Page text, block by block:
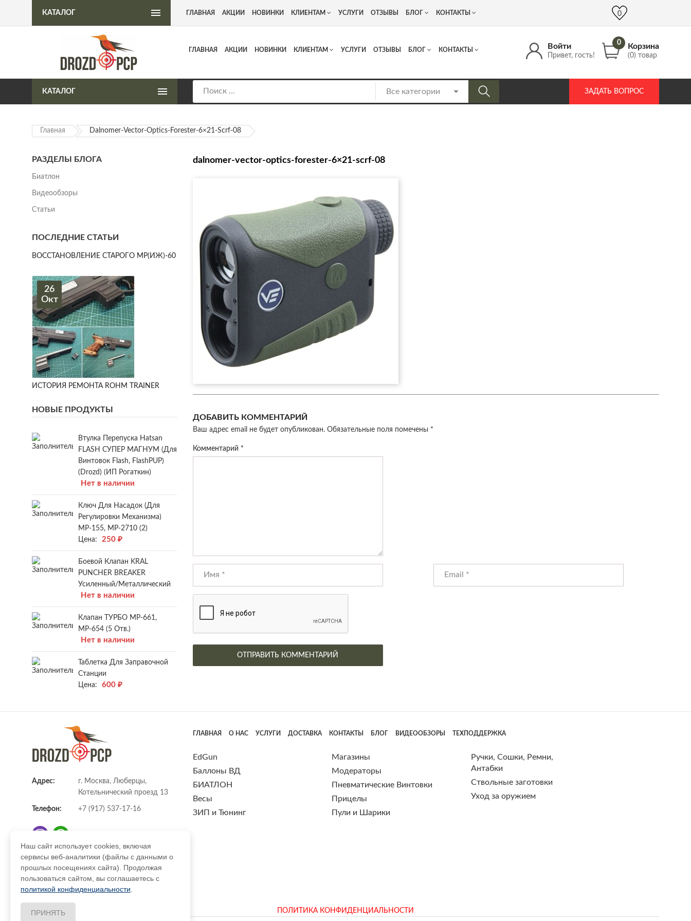
Интернет-магазин пневматического оружия Адрес: г. Москва, Люберцы, Котельнический проезд 13 +7 (917) 537 17 16 info@DrozdPcp.ru
Войти
Привет, гость!
0 Корзина
(0) товар
ГЛАВНАЯ АКЦИИ НОВИНКИ КЛИЕНТАМ УСЛУГИ ОТЗЫВЫ БЛОГ КОНТАКТЫ
КАТАЛОГ ЗАДАТЬ ВОПРОС
КАТАЛОГ ГЛАВНАЯ АКЦИИ НОВИНКИ КЛИЕНТАМ УСЛУГИ ОТЗЫВЫ БЛОГ КОНТАКТЫ 0
Главная Dalnomer-Vector-Optics-Forester-6×21-Scrf-08
dalnomer-vector-optics-forester-6×21-scrf-08
ДОБАВИТЬ КОММЕНТАРИЙ
Ваш адрес email не будет опубликован. Обязательные поля помечены *
Комментарий *
РАЗДЕЛЫ БЛОГА
Биатлон
Видеообзоры
Статьи
ПОСЛЕДНИЕ СТАТЬИ
ВОССТАНОВЛЕНИЕ СТАРОГО МР(ИЖ)-60
26
Окт
ИСТОРИЯ РЕМОНТА ROHM TRAINER
НОВЫЕ ПРОДУКТЫ
Втулка Перепуска Hatsan
FLASH СУПЕР МАГНУМ (для
Винтовок Flash, FlashPUP)
(Drozd) (ИП Рогаткин)
Нет в наличии
Ключ Для Насадок (для
Регулировки Механизма)
МР-155, МР-2710 (2)
Цена:
250 ₽
Боевой Клапан KRAL
PUNCHER BREAKER
Усиленный/металлический
Нет в наличии
Клапан ТУРБО МР-661,
МР-654 (5 Отв.)
Нет в наличии
Таблетка Для Заправочной
Станции
Цена:
600 ₽
Адрес:
г. Москва, Люберцы,
Котельнический проезд 13
Телефон: +7 (917) 537-17-16
E-mail: info@DrozdPcp.ru
ГЛАВНАЯ О НАС УСЛУГИ ДОСТАВКА КОНТАКТЫ БЛОГ ВИДЕООБЗОРЫ ТЕХПОДДЕРЖКА
EdGun
Баллоны ВД
БИАТЛОН
Весы
ЗИП и Тюнинг
Магазины
Модераторы
Пневматические Винтовки
Прицелы
Пули и Шарики
Ручки, Сошки, Ремни,
Антабки
Ствольные заготовки
Уход за оружием
ПОЛИТИКА КОНФИДЕНЦИАЛЬНОСТИ
Наш сайт использует cookies, включая
сервисы веб-аналитики (файлы с данными о
прошлых посещениях сайта). Продолжая
пользоваться сайтом, вы соглашаетесь с
политикой конфиденциальности
ПРИНЯТЬ